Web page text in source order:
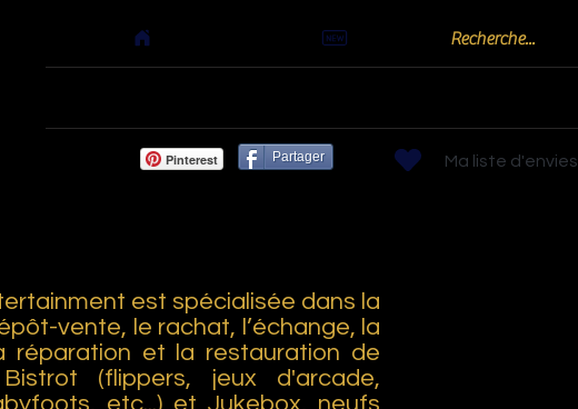
Pinterest Partager Ma liste d'envies
est spécialisée dans la
vente, le rachat, l’échange, la
réparation et la restauration de
(flippers, jeux d'arcade,